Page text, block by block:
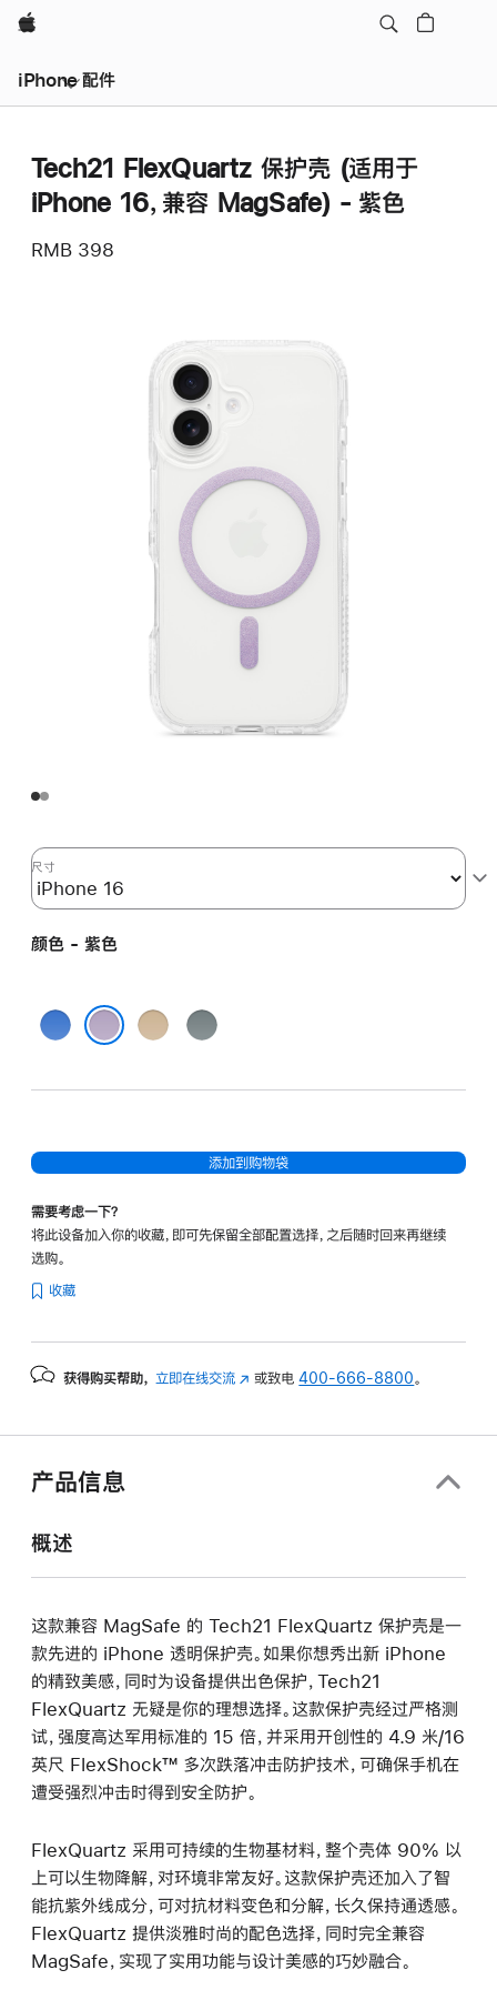
Apple
iPhone 配件
Tech21 FlexQuartz 保护壳 (适用于
iPhone 16，兼容 MagSafe) - 紫色
RMB 398
尺寸
颜色 - 紫色
蓝
金
灰
添加到购物袋
需要考虑一下？
将此设备加入你的收藏，即可先保留全部配置选择，之后随时回来再继续
选购。
收藏
获得购买帮助， 立即在线交流 (在 或致电400-666-8800。
产品信息
概述
这款兼容 MagSafe 的 Tech21 FlexQuartz 保护壳是一
款先进的 iPhone 透明保护壳。如果你想秀出新 iPhone
的精致美感，同时为设备提供出色保护，Tech21
FlexQuartz 无疑是你的理想选择。这款保护壳经过严格测
试，强度高达军用标准的 15 倍，并采用开创性的 4.9 米/16
英尺 FlexShock™ 多次跌落冲击防护技术，可确保手机在
遭受强烈冲击时得到安全防护。
FlexQuartz 采用可持续的生物基材料，整个壳体 90% 以
上可以生物降解，对环境非常友好。这款保护壳还加入了智
能抗紫外线成分，可对抗材料变色和分解，长久保持通透感。
FlexQuartz 提供淡雅时尚的配色选择，同时完全兼容
MagSafe，实现了实用功能与设计美感的巧妙融合。